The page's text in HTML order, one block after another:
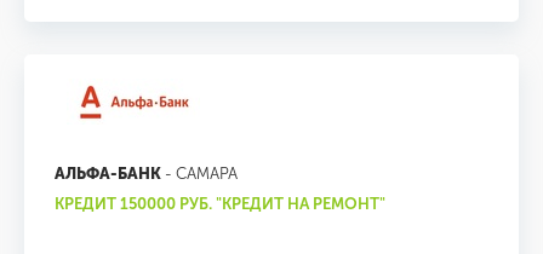
АЛЬФА-БАНК - САМАРА
КРЕДИТ 150000 РУБ. "КРЕДИТ НА РЕМОНТ"